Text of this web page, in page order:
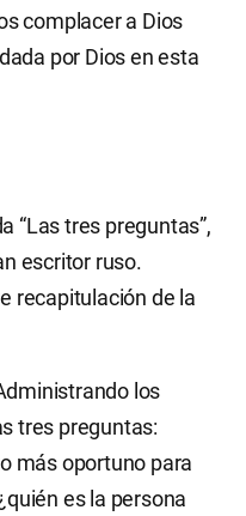
complacer a Dios
por Dios en esta
“Las tres preguntas”,
escritor ruso.
recapitulación de la
los
tres preguntas:
más oportuno para
es la persona